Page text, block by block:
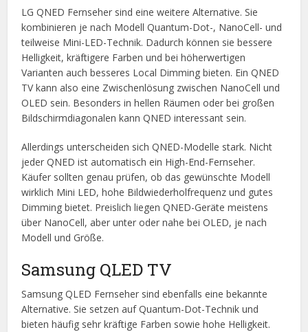
LG QNED Fernseher sind eine weitere Alternative. Sie
kombinieren je nach Modell Quantum-Dot-, NanoCell- und
teilweise Mini-LED-Technik. Dadurch können sie bessere
Helligkeit, kräftigere Farben und bei höherwertigen
Varianten auch besseres Local Dimming bieten. Ein QNED
TV kann also eine Zwischenlösung zwischen NanoCell und
OLED sein. Besonders in hellen Räumen oder bei großen
Bildschirmdiagonalen kann QNED interessant sein.
Allerdings unterscheiden sich QNED-Modelle stark. Nicht
jeder QNED ist automatisch ein High-End-Fernseher.
Käufer sollten genau prüfen, ob das gewünschte Modell
wirklich Mini LED, hohe Bildwiederholfrequenz und gutes
Dimming bietet. Preislich liegen QNED-Geräte meistens
über NanoCell, aber unter oder nahe bei OLED, je nach
Modell und Größe.
Samsung QLED TV
Samsung QLED Fernseher sind ebenfalls eine bekannte
Alternative. Sie setzen auf Quantum-Dot-Technik und
bieten häufig sehr kräftige Farben sowie hohe Helligkeit.